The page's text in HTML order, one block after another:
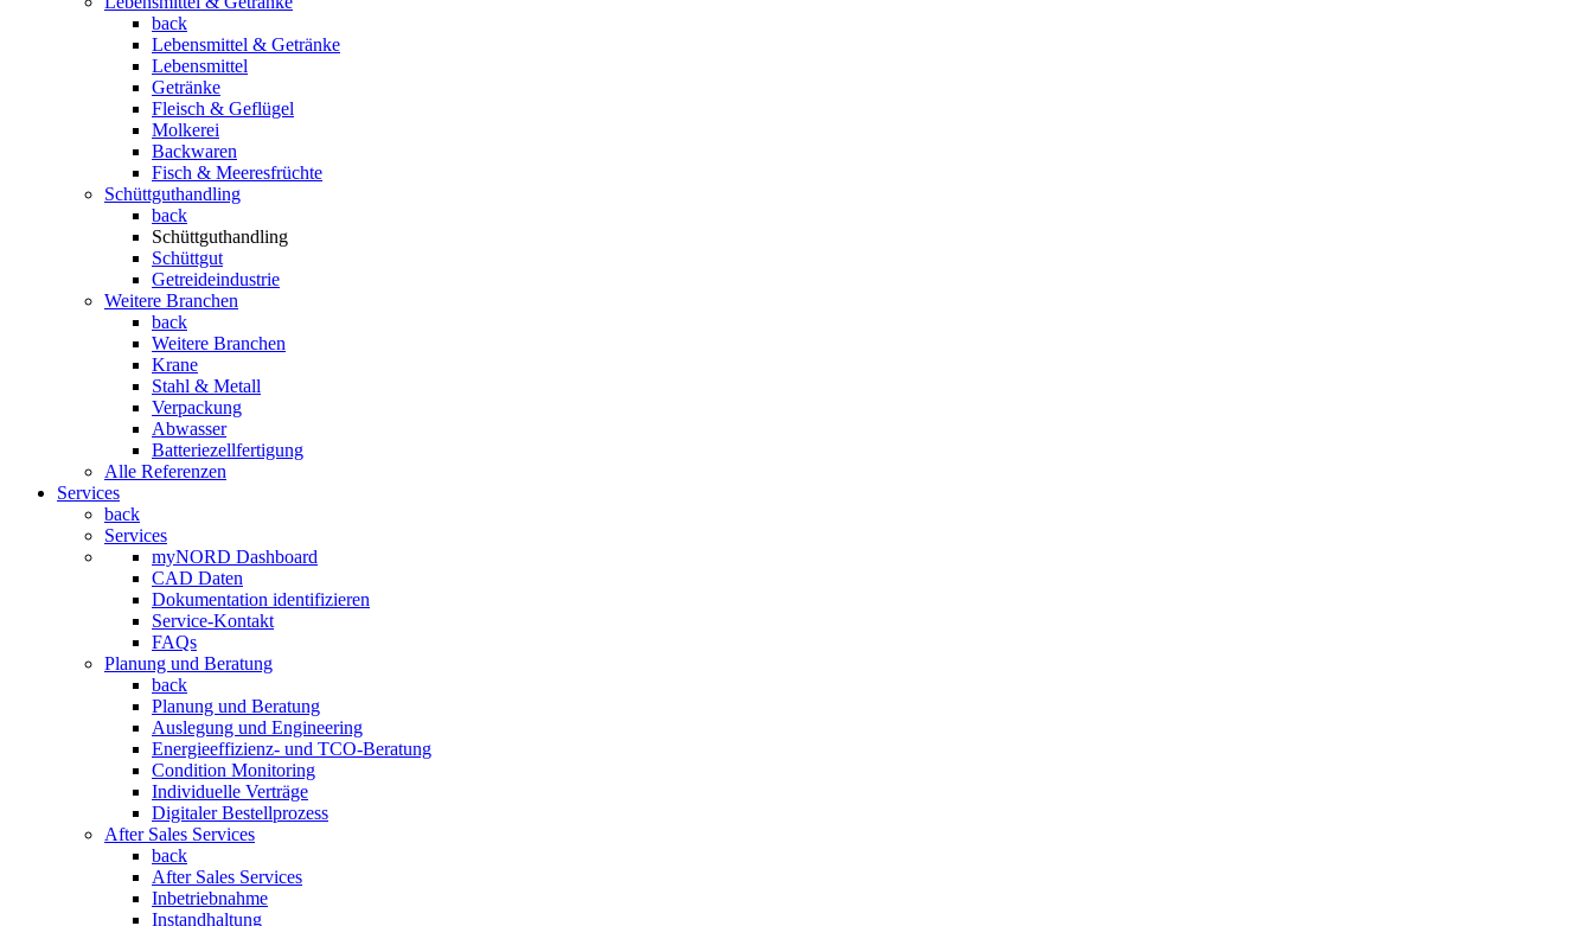
back
Lebensmittel & Getränke
Lebensmittel
Getränke
Fleisch & Geflügel
Molkerei
Backwaren
Fisch & Meeresfrüchte
Schüttguthandling
back
Schüttguthandling
Schüttgut
Getreideindustrie
Weitere Branchen
back
Weitere Branchen
Krane
Stahl & Metall
Verpackung
Abwasser
Batteriezellfertigung
Alle Referenzen
Services
back
Services
myNORD Dashboard
CAD Daten
Dokumentation identifizieren
Service-Kontakt
FAQs
Planung und Beratung
back
Planung und Beratung
Auslegung und Engineering
Energieeffizienz- und TCO-Beratung
Condition Monitoring
Individuelle Verträge
Digitaler Bestellprozess
After Sales Services
back
After Sales Services
Inbetriebnahme
Instandhaltung